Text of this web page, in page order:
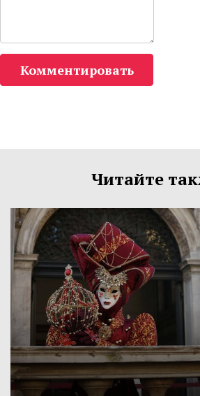
Комментировать
Читайте